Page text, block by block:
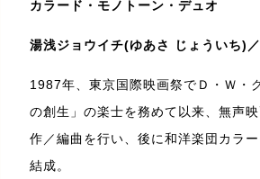
カラード・モノトーン・デュオ
湯浅ジョウイチ(ゆあさ じょういち)
1987年、東京国際映画祭でＤ・Ｗ・
の創生」の楽士を務めて以来、無声
作／編曲を行い、後に和洋楽団カラ
結成。